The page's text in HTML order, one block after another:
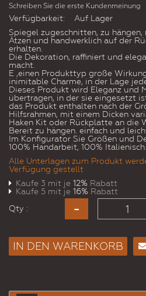
Schreiben Sie die erste Kundenmeinung
Verfügbarkeit:
Auf Lager
Spiegel zugeschnitten, zu
Ätzen und handwerklich auf der
erhalten.
Die Dekoration, raffiniert und
macht.
E ‚einen Produkttyp große
inimitable Charme, in der Lage
Dieses Produkt wird Eleganz und
übertragen, in der sie eingesetzt
das Produkt enthalten nach der
Hilfsrahmen, mit einem Dicken
Haken Kit oder Rückplatte an die
Bereit zu hängen. einfach und
Im Konfigurator Sie Größen und
100% Handarbeit, 100% Italienisch.
Alle Unterlagen zum Produkt
Verfügung gestellt
Kaufe 3 mit je 12% Rabatt
Kaufe 5 mit je 16% Rabatt
Qty :
IN DEN WARENKORB